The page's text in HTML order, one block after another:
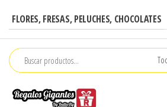
contenido
FLORES, FRESAS, PELUCHES, CHOCOLATES